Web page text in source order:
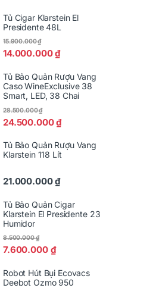
Tủ Cigar Klarstein El
Presidente 48L
14.000.000₫
15.900.000₫
Tủ Bảo Quản Rượu Vang
Caso WineExclusive 38
Smart, LED, 38 Chai
24.500.000₫
28.500.000₫
Tủ Bảo Quản Rượu Vang
Klarstein 118 Lít
21.000.000₫
Tủ Bảo Quản Cigar
Klarstein El Presidente 23
Humidor
7.600.000 ₫
8.500.000₫
Robot Hút Bụi Ecovacs
Deebot Ozmo 950